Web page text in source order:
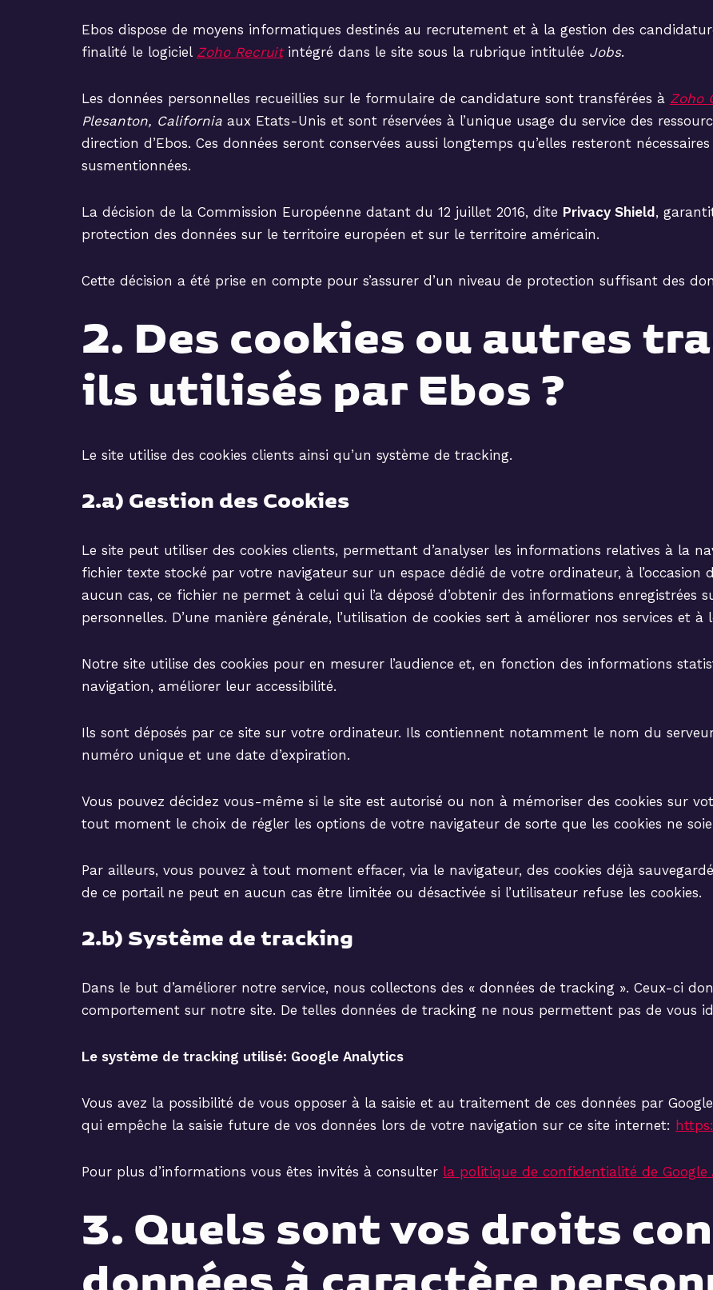
Ebos dispose de moyens informatiques destinés au recrutement et à la gestion des
finalité le logiciel Zoho Recruitintégré dans le site sous la rubrique intitulée Jobs.
Les données personnelles recueillies sur le formulaire de candidature sont transférées à Zoho
Plesanton, California aux Etats-Unis et sont réservées à l’unique usage du service des
direction d’Ebos. Ces données seront conservées aussi longtemps qu’elles resteront
susmentionnées.
La décision de la Commission Européenne datant du 12 juillet 2016, dite Privacy Shield ,
protection des données sur le territoire européen et sur le territoire américain.
Cette décision a été prise en compte pour s’assurer d’un niveau de protection suffisant des
2. Des cookies ou autres
ils utilisés par Ebos ?
Le site utilise des cookies clients ainsi qu’un système de tracking.
2.a) Gestion des Cookies
Le site peut utiliser des cookies clients, permettant d’analyser les informations relatives à la
fichier texte stocké par votre navigateur sur un espace dédié de votre ordinateur, à l’occasion
aucun cas, ce fichier ne permet à celui qui l’a déposé d’obtenir des informations
personnelles. D’une manière générale, l’utilisation de cookies sert à améliorer nos services et à
Notre site utilise des cookies pour en mesurer l’audience et, en fonction des informations
navigation, améliorer leur accessibilité.
Ils sont déposés par ce site sur votre ordinateur. Ils contiennent notamment le nom du
numéro unique et une date d’expiration.
Vous pouvez décidez vous-même si le site est autorisé ou non à mémoriser des cookies sur
tout moment le choix de régler les options de votre navigateur de sorte que les cookies ne
Par ailleurs, vous pouvez à tout moment effacer, via le navigateur, des cookies déjà
de ce portail ne peut en aucun cas être limitée ou désactivée si l’utilisateur refuse les cookies.
2.b) Système de tracking
Dans le but d’améliorer notre service, nous collectons des « données de tracking ». Ceux-ci
comportement sur notre site. De telles données de tracking ne nous permettent pas de vous
Le système de tracking utilisé: Google Analytics
Vous avez la possibilité de vous opposer à la saisie et au traitement de ces données par
qui empêche la saisie future de vos données lors de votre navigation sur ce site internet:
Pour plus d’informations vous êtes invités à consulter la politique de confidentialité de Google
3. Quels sont vos droits